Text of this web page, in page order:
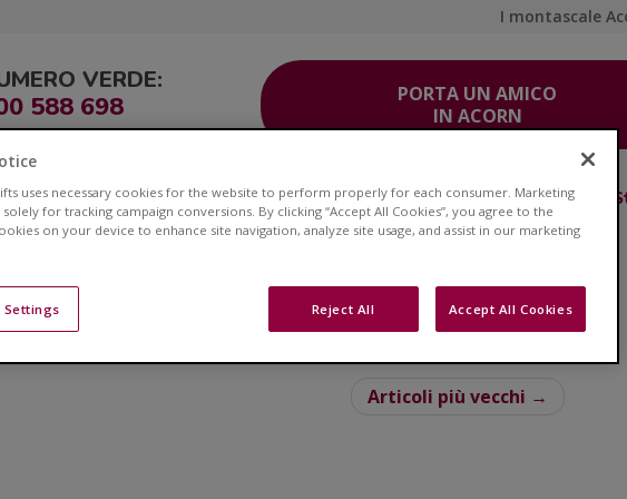
I montascale
VERDE:
588 698
PORTA UN AMICO
IN ACORN
Corsia Veloce® Area Clienti Servizio Clienti Contatti Acorn Club
ai montascale e ottieni consigli su stili di vita e sulla salute
Articoli più vecchi →
uses necessary cookies for the website to perform properly for each consumer. Marketing
for tracking campaign conversions. By clicking “Accept All Cookies”, you agree to the
on your device to enhance site navigation, analyze site usage, and assist in our marketing
Reject All Accept All Cookies
Settings